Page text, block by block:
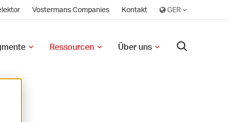
Vostermans Companies Kontakt
Ressourcen Über uns